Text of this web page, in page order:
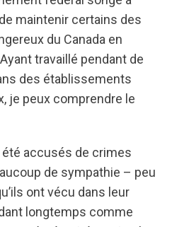
maintenir certains des
du Canada en
travaillé pendant de
des établissements
je peux comprendre le
accusés de crimes
de sympathie – peu
ont vécu dans leur
longtemps comme